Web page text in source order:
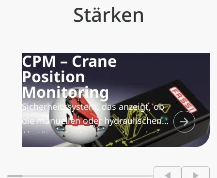
Stärken
CPM – Crane
Position
Monitoring
Sicherheitssystem, das anzeigt, ob
die manuellen oder hydraulischen
Abstützverbreiterungen komplett
eingefahren sind. Die